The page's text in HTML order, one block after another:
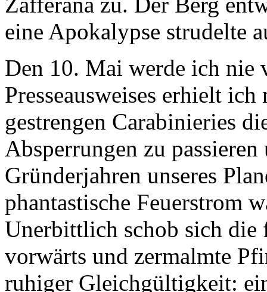
eine Apokalypse strudelte
Den 10. Mai werde ich nie
Presseausweises erhielt
gestrengen Carabinieries
Absperrungen zu
Gründerjahren unseres
phantastische Feuerstrom
Unerbittlich schob sich
vorwärts und zermalmte
ruhiger Gleichgültigkeit: